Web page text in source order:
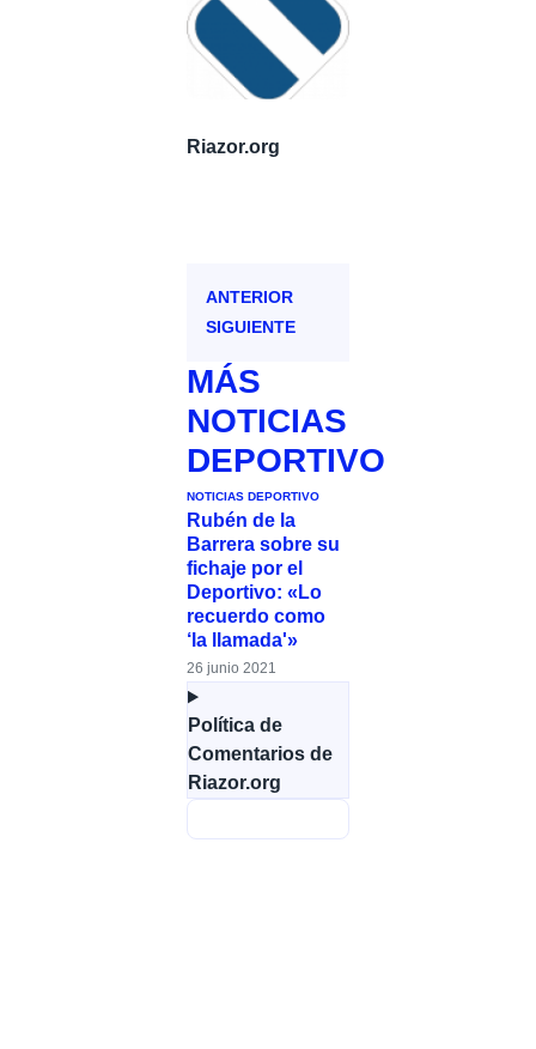
Riazor.org
ANTERIOR
SIGUIENTE
MÁS
NOTICIAS
DEPORTIVO
NOTICIAS DEPORTIVO
Rubén de la
Barrera sobre su
fichaje por el
Deportivo: «Lo
recuerdo como
‘la llamada'»
26 junio 2021
Política de
Comentarios de
Riazor.org